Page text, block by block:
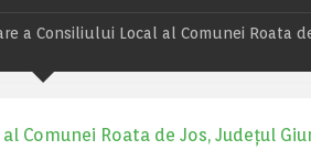
a Consiliului Local al Comunei Roata
Comunei Roata de Jos, Județul